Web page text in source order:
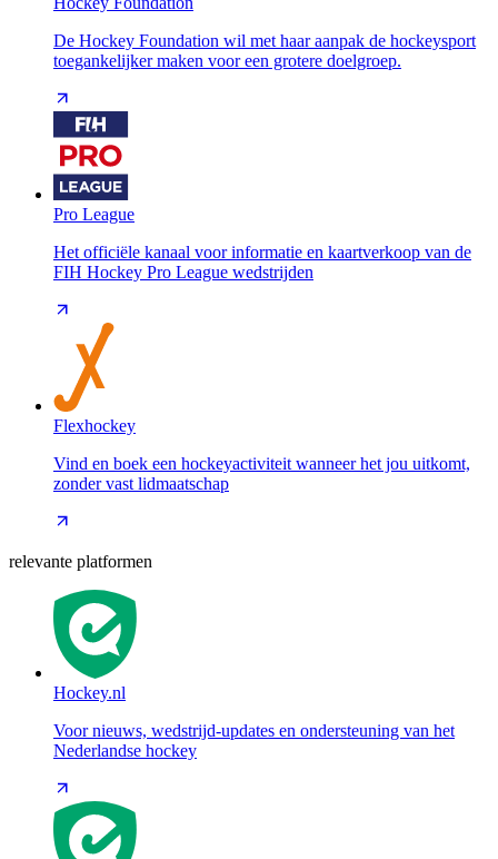
De Hockey Foundation wil met haar aanpak de hockeysport
toegankelijker maken voor een grotere doelgroep.
Pro League
Het officiële kanaal voor informatie en kaartverkoop van de
FIH Hockey Pro League wedstrijden
Flexhockey
Vind en boek een hockeyactiviteit wanneer het jou uitkomt,
zonder vast lidmaatschap
relevante platformen
Hockey.nl
Voor nieuws, wedstrijd-updates en ondersteuning van het
Nederlandse hockey